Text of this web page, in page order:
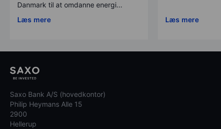
Danmark til at omdanne energi...
Læs mere
Læs mere
Saxo Bank A/S (hovedkontor)
Philip Heymans Alle 15
2900
Hellerup